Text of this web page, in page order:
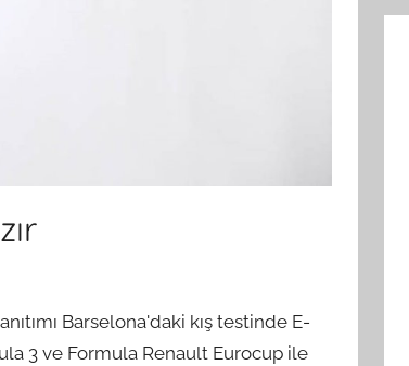
Barselona'daki kış testinde E-
3 ve Formula Renault Eurocup ile